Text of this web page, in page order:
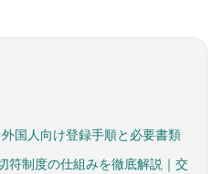
国人向け登録手順と必要書類
符制度の仕組みを徹底解説｜交